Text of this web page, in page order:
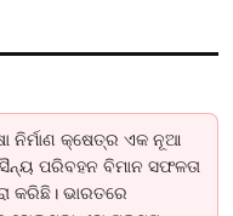
ନିର୍ମାଣ କ୍ଷେତ୍ର ଏକ ନୂଆ
ପରିବହନ ବିମାନ ସଫଳତା
କରିଛି। ଭାରତରେ